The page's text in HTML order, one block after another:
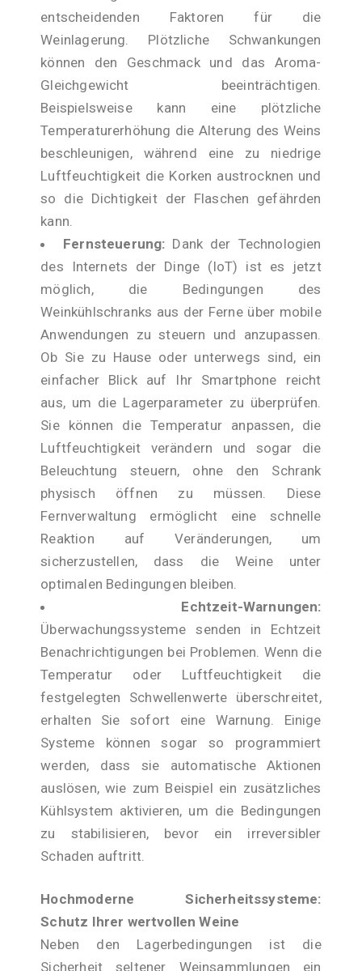
entscheidenden Faktoren für die
Weinlagerung. Plötzliche Schwankungen
können den Geschmack und das Aroma-
Gleichgewicht beeinträchtigen.
Beispielsweise kann eine plötzliche
Temperaturerhöhung die Alterung des Weins
beschleunigen, während eine zu niedrige
Luftfeuchtigkeit die Korken austrocknen und
so die Dichtigkeit der Flaschen gefährden
kann.
Fernsteuerung: Dank der Technologien
des Internets der Dinge (IoT) ist es jetzt
möglich, die Bedingungen des
Weinkühlschranks aus der Ferne über mobile
Anwendungen zu steuern und anzupassen.
Ob Sie zu Hause oder unterwegs sind, ein
einfacher Blick auf Ihr Smartphone reicht
aus, um die Lagerparameter zu überprüfen.
Sie können die Temperatur anpassen, die
Luftfeuchtigkeit verändern und sogar die
Beleuchtung steuern, ohne den Schrank
physisch öffnen zu müssen. Diese
Fernverwaltung ermöglicht eine schnelle
Reaktion auf Veränderungen, um
sicherzustellen, dass die Weine unter
optimalen Bedingungen bleiben.
Echtzeit-Warnungen:
Überwachungssysteme senden in Echtzeit
Benachrichtigungen bei Problemen. Wenn die
Temperatur oder Luftfeuchtigkeit die
festgelegten Schwellenwerte überschreitet,
erhalten Sie sofort eine Warnung. Einige
Systeme können sogar so programmiert
werden, dass sie automatische Aktionen
auslösen, wie zum Beispiel ein zusätzliches
Kühlsystem aktivieren, um die Bedingungen
zu stabilisieren, bevor ein irreversibler
Schaden auftritt.
Hochmoderne Sicherheitssysteme:
Schutz Ihrer wertvollen Weine
Neben den Lagerbedingungen ist die
Sicherheit seltener Weinsammlungen ein